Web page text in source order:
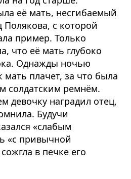
её мать, несгибаемый
с которой
пример. Только
что её мать глубоко
Однажды ночью
мать плачет, за что была
солдатским ремнём.
девочку наградил отец,
Будучи
«слабым
«с привычной
в печке его